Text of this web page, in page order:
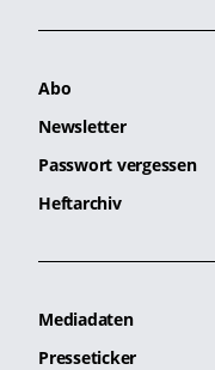
Abo
Newsletter
Passwort vergessen
Heftarchiv
Mediadaten
Presseticker